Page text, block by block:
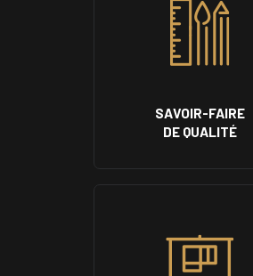
SAVOIR-FAIRE
DE QUALITÉ